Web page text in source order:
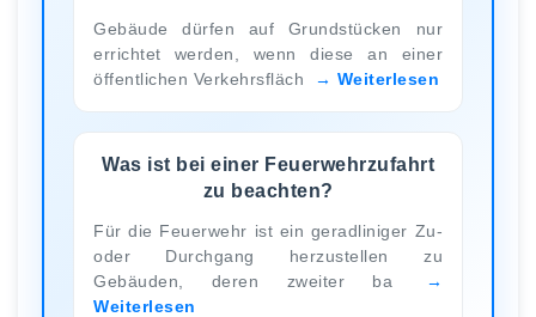
Gebäude dürfen auf Grundstücken nur
errichtet werden, wenn diese an einer
öffentlichen Verkehrsfläch
Weiterlesen
Was ist bei einer Feuerwehrzufahrt
zu beachten?
Für die Feuerwehr ist ein geradliniger Zu-
oder Durchgang herzustellen zu
Gebäuden, deren zweiter ba
Weiterlesen